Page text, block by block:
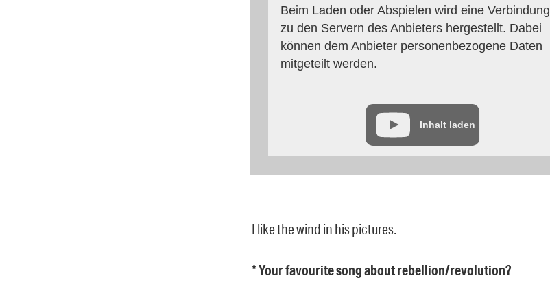
Beim Laden oder Abspielen wird eine Verbindung
zu den Servern des Anbieters hergestellt. Dabei
können dem Anbieter personenbezogene Daten
mitgeteilt werden.
Inhalt laden
I like the wind in his pictures.
* Your favourite song about rebellion/revolution?